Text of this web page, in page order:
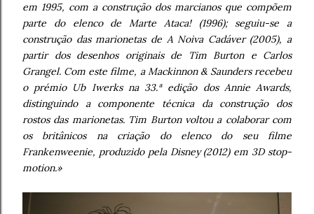
em 1995, com a construção dos marcianos que compõem
parte do elenco de Marte Ataca! (1996); seguiu-se a
construção das marionetas de A Noiva Cadáver (2005), a
partir dos desenhos originais de Tim Burton e Carlos
Grangel. Com este filme, a Mackinnon & Saunders recebeu
o prémio Ub Iwerks na 33.ª edição dos Annie Awards,
distinguindo a componente técnica da construção dos
rostos das marionetas. Tim Burton voltou a colaborar com
os britânicos na criação do elenco do seu filme
Frankenweenie, produzido pela Disney (2012) em 3D stop-
motion.»